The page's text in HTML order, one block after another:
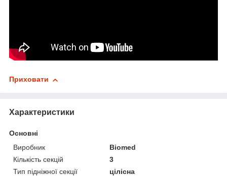
Приховати
Характеристики
Основні
Виробник
Biomed
Кількість секцій
3
Тип підніжної секції
цілісна